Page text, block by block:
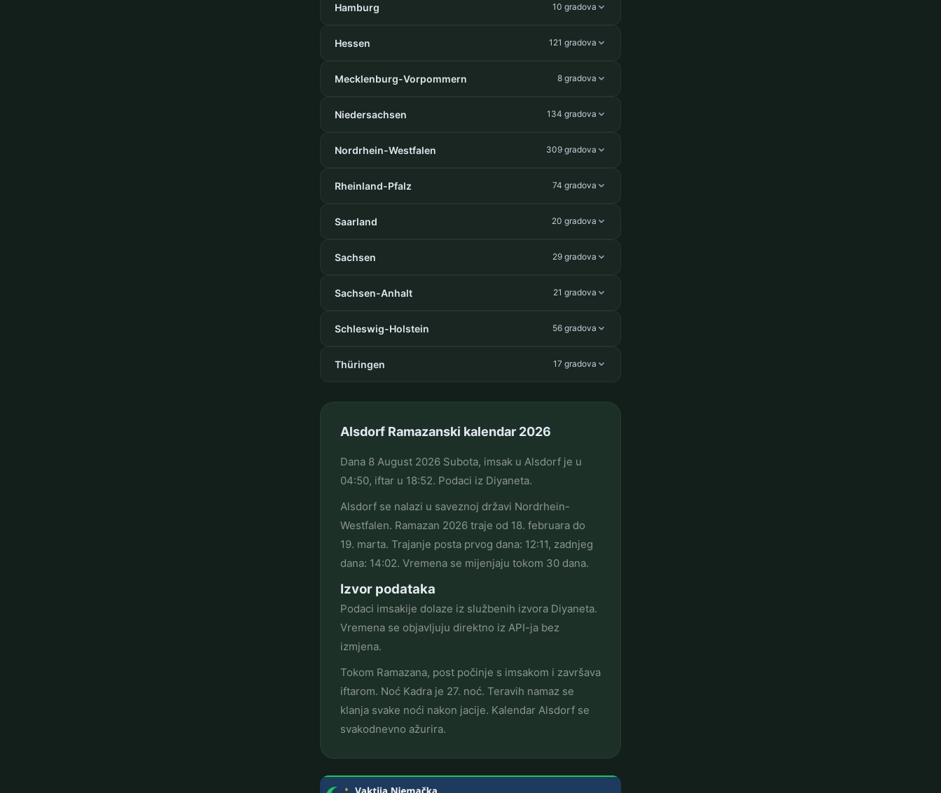
Hamburg 10 gradova
Hessen 121 gradova
Mecklenburg-Vorpommern 8 gradova
Niedersachsen 134 gradova
Nordrhein-Westfalen 309 gradova
Rheinland-Pfalz 74 gradova
Saarland 20 gradova
Sachsen 29 gradova
Sachsen-Anhalt 21 gradova
Schleswig-Holstein 56 gradova
Thüringen 17 gradova
Alsdorf Ramazanski kalendar 2026
Dana 8 August 2026 Subota, imsak u Alsdorf je u
04:50, iftar u 18:52. Podaci iz Diyaneta.
Alsdorf se nalazi u saveznoj državi Nordrhein-
Westfalen. Ramazan 2026 traje od 18. februara do
19. marta. Trajanje posta prvog dana: 12:11, zadnjeg
dana: 14:02. Vremena se mijenjaju tokom 30 dana.
Izvor podataka
Podaci imsakije dolaze iz službenih izvora Diyaneta.
Vremena se objavljuju direktno iz API-ja bez
izmjena.
Tokom Ramazana, post počinje s imsakom i završava
iftarom. Noć Kadra je 27. noć. Teravih namaz se
klanja svake noći nakon jacije. Kalendar Alsdorf se
svakodnevno ažurira.